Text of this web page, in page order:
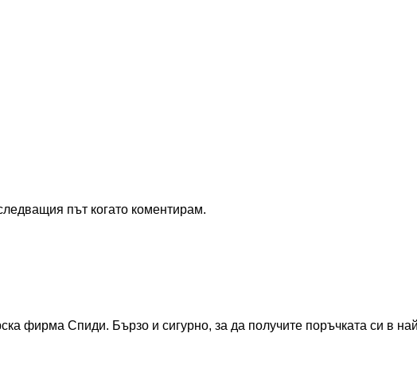
път когато коментирам.
фирма Спиди. Бързо и сигурно, за да получите поръчката си в